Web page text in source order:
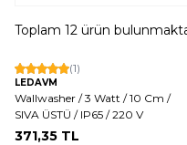
Toplam 12 ürün
(1)
LEDAVM
Wallwasher / 3 Watt / 10 Cm /
SIVA ÜSTÜ / IP65 / 220 V
371,35 TL